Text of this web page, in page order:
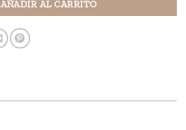
AÑADIR AL CARRITO